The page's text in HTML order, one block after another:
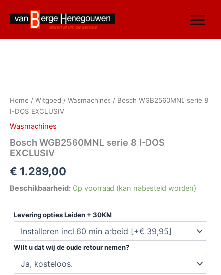
inhoud
Home / Witgoed / Wasmachines / Bosch WGB2560MNL serie 8
I-DOS EXCLUSIV
Wasmachines
Bosch WGB2560MNL serie 8 I-DOS
EXCLUSIV
€ 1.289,00
Beschikbaarheid: Op voorraad (kan nabesteld worden)
Levering opties Leiden + 30KM
Wilt u dat wij de oude retour nemen?
8
I-
DOS
EXCLUSIV
aantal